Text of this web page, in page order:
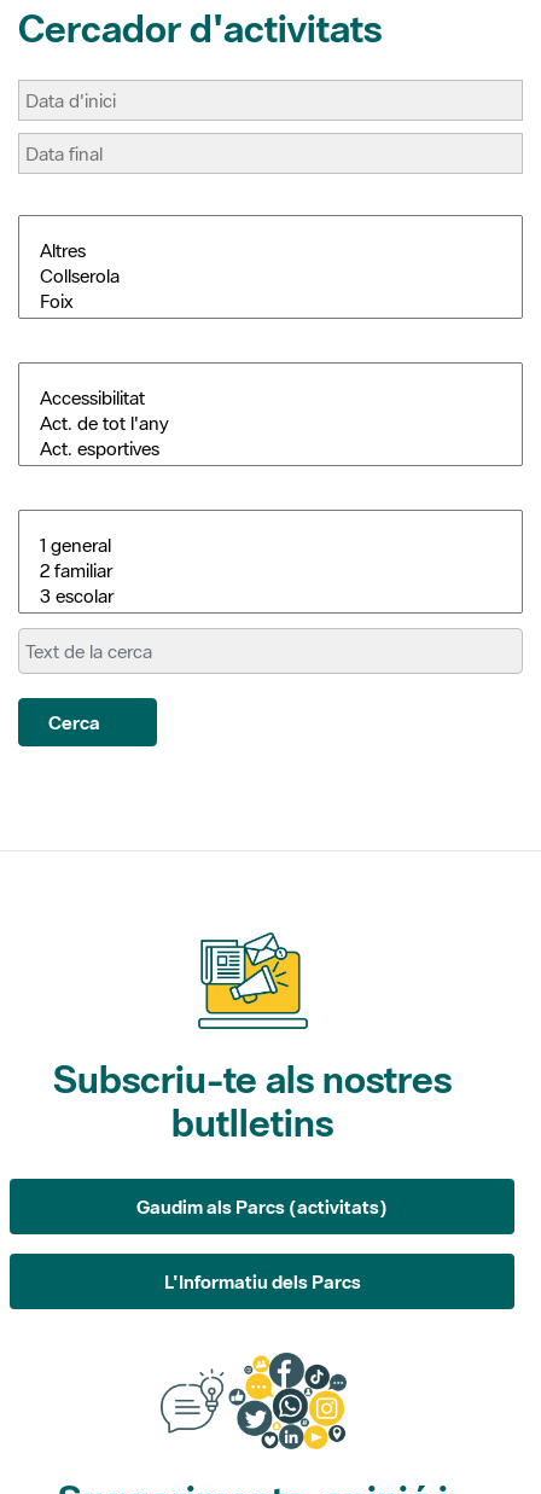
Cerca
Subscriu-te als nostres
butlletins
Gaudim als Parcs (activitats)
L'Informatiu dels Parcs
Suggeriments, opinió i
xarxes socials